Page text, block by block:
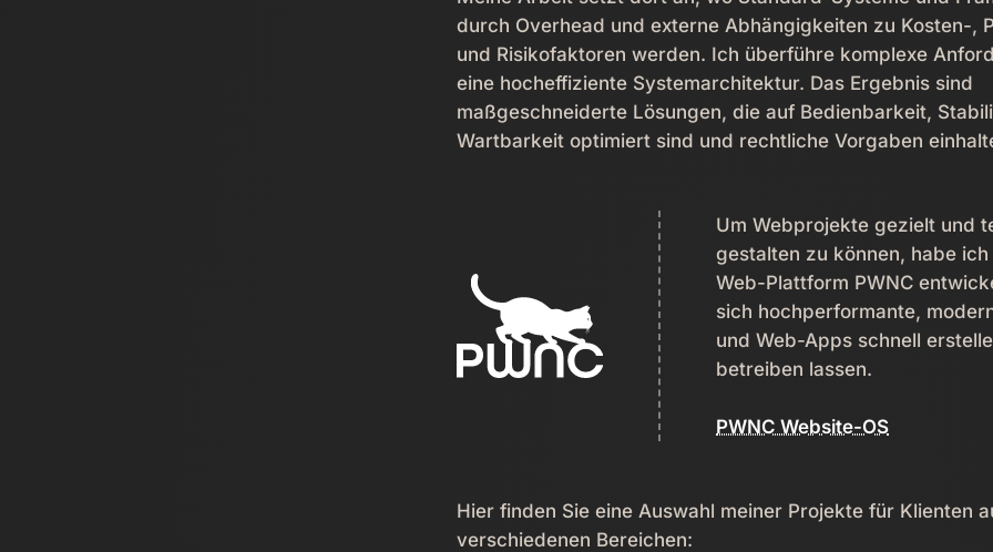
durch Overhead und externe Abhängigkeiten zu Kosten-,
und Risikofaktoren werden. Ich überführe komplexe
eine hocheffiziente Systemarchitektur. Das Ergebnis sind
maßgeschneiderte Lösungen, die auf Bedienbarkeit,
Wartbarkeit optimiert sind und rechtliche Vorgaben
Um Webprojekte gezielt und
gestalten zu können, habe
Web-Plattform PWNC
sich hochperformante,
und Web-Apps schnell
betreiben lassen.
PWNC Website-OS
Hier finden Sie eine Auswahl meiner Projekte für Klienten
verschiedenen Bereichen: